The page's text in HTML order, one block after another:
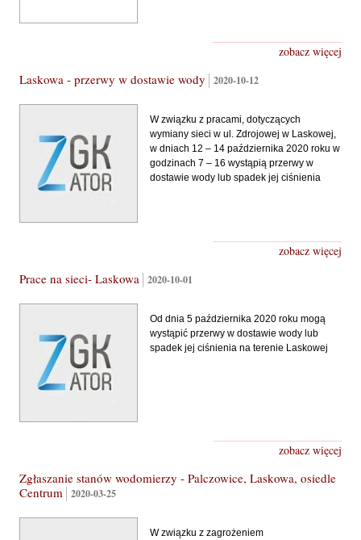
zobacz więcej
Laskowa - przerwy w dostawie wody 2020-10-12
W związku z pracami, dotyczących
wymiany sieci w ul. Zdrojowej w Laskowej,
w dniach 12 – 14 października 2020 roku w
godzinach 7 – 16 wystąpią przerwy w
dostawie wody lub spadek jej ciśnienia
zobacz więcej
Prace na sieci- Laskowa 2020-10-01
Od dnia 5 października 2020 roku mogą
wystąpić przerwy w dostawie wody lub
spadek jej ciśnienia na terenie Laskowej
zobacz więcej
Zgłaszanie stanów wodomierzy - Palczowice, Laskowa, osiedle
Centrum
2020-03-25
W związku z zagrożeniem